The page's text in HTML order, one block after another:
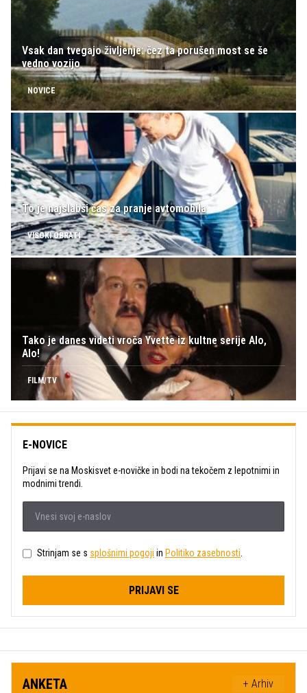
Vsak dan tvegajo življenje: čez ta porušen most se še
vedno vozijo
NOVICE
To je najslabši čas za pranje avtomobila
VISOKI OBRATI
Tako je danes videti vroča Yvette iz kultne serije Alo,
Alo!
FILM/TV
E-NOVICE
Prijavi se na Moskisvet e-novičke in bodi na tekočem z lepotnimi in
modnimi trendi.
Strinjam se s splošnimi pogoji in Politiko zasebnosti.
PRIJAVI SE
ANKETA + Arhiv